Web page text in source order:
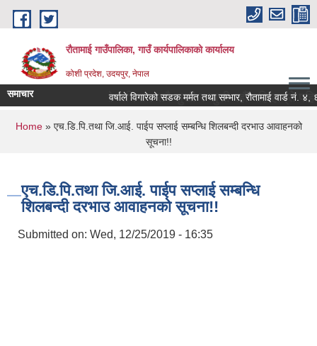
Skip to main content
रौतामाई गाउँपालिका, गाउँ कार्यपालिकाको कार्यालय
कोशी प्रदेश, उदयपुर, नेपाल
हाम्रो अभियान सबै सुखी र खुसी रहौं यहि हाम्रो पहिचान"
समाचार वर्षाले विगारेको सडक मर्मत तथा सम्भार, रौतामाई वार्ड नं. ४, ६,
You are here
Home» एच.डि.पि.तथा जि.आई. पाईप सप्लाई सम्बन्धि शिलबन्दी दरभाउ आवाहनको
सूचना!!
एच.डि.पि.तथा जि.आई. पाईप सप्लाई सम्बन्धि
शिलबन्दी दरभाउ आवाहनको सूचना!!
Submitted on: Wed, 12/25/2019 - 16:35